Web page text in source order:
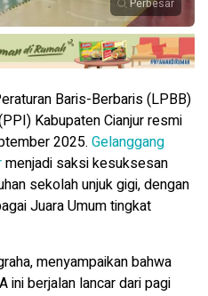
Perbesar
Baris-Berbaris (LPBB)
Kabupaten Cianjur resmi
2025. Gelanggang
menjadi saksi kesuksesan
sekolah unjuk gigi, dengan
Juara Umum tingkat
menyampaikan bahwa
ini berjalan lancar dari pagi